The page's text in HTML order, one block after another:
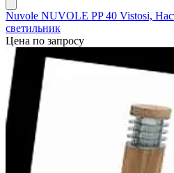
Nuvole NUVOLE PP 40 Vistosi,
светильник
Цена по запросу